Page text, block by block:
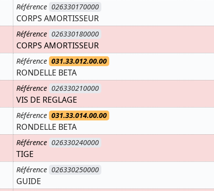
Référence 026330170000
CORPS AMORTISSEUR
Référence 026330180000
CORPS AMORTISSEUR
Référence 031.33.012.00.00
RONDELLE BETA
Référence 026330210000
VIS DE REGLAGE
Référence 031.33.014.00.00
RONDELLE BETA
Référence 026330240000
TIGE
Référence 026330250000
GUIDE